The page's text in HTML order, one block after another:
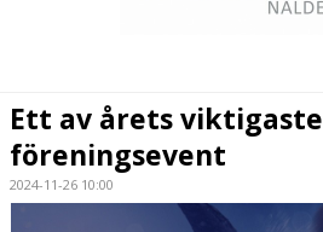
KALENDER
MATCHER
Ett av årets viktigaste
föreningsevent
2024-11-26 10:00